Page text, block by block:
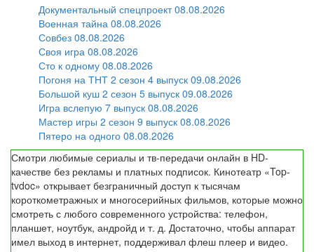
Документальный спецпроект 08.08.2026
Военная тайна 08.08.2026
Совбез 08.08.2026
Своя игра 08.08.2026
Сто к одному 08.08.2026
Погоня на ТНТ 2 сезон 4 выпуск 09.08.2026
Большой куш 2 сезон 5 выпуск 09.08.2026
Игра вслепую 7 выпуск 08.08.2026
Мастер игры 2 сезон 9 выпуск 08.08.2026
Пятеро на одного 08.08.2026
Смотри любимые сериалы и тв-передачи онлайн в HD-
качестве без рекламы и платных подписок. Кинотеатр «Top-
tvdoc» открывает безграничный доступ к тысячам
короткометражных и многосерийных фильмов, которые можно
смотреть с любого современного устройства: телефон,
планшет, ноутбук, андройд и т. д. Достаточно, чтобы аппарат
имел выход в интернет, поддерживал флеш плеер и видео.